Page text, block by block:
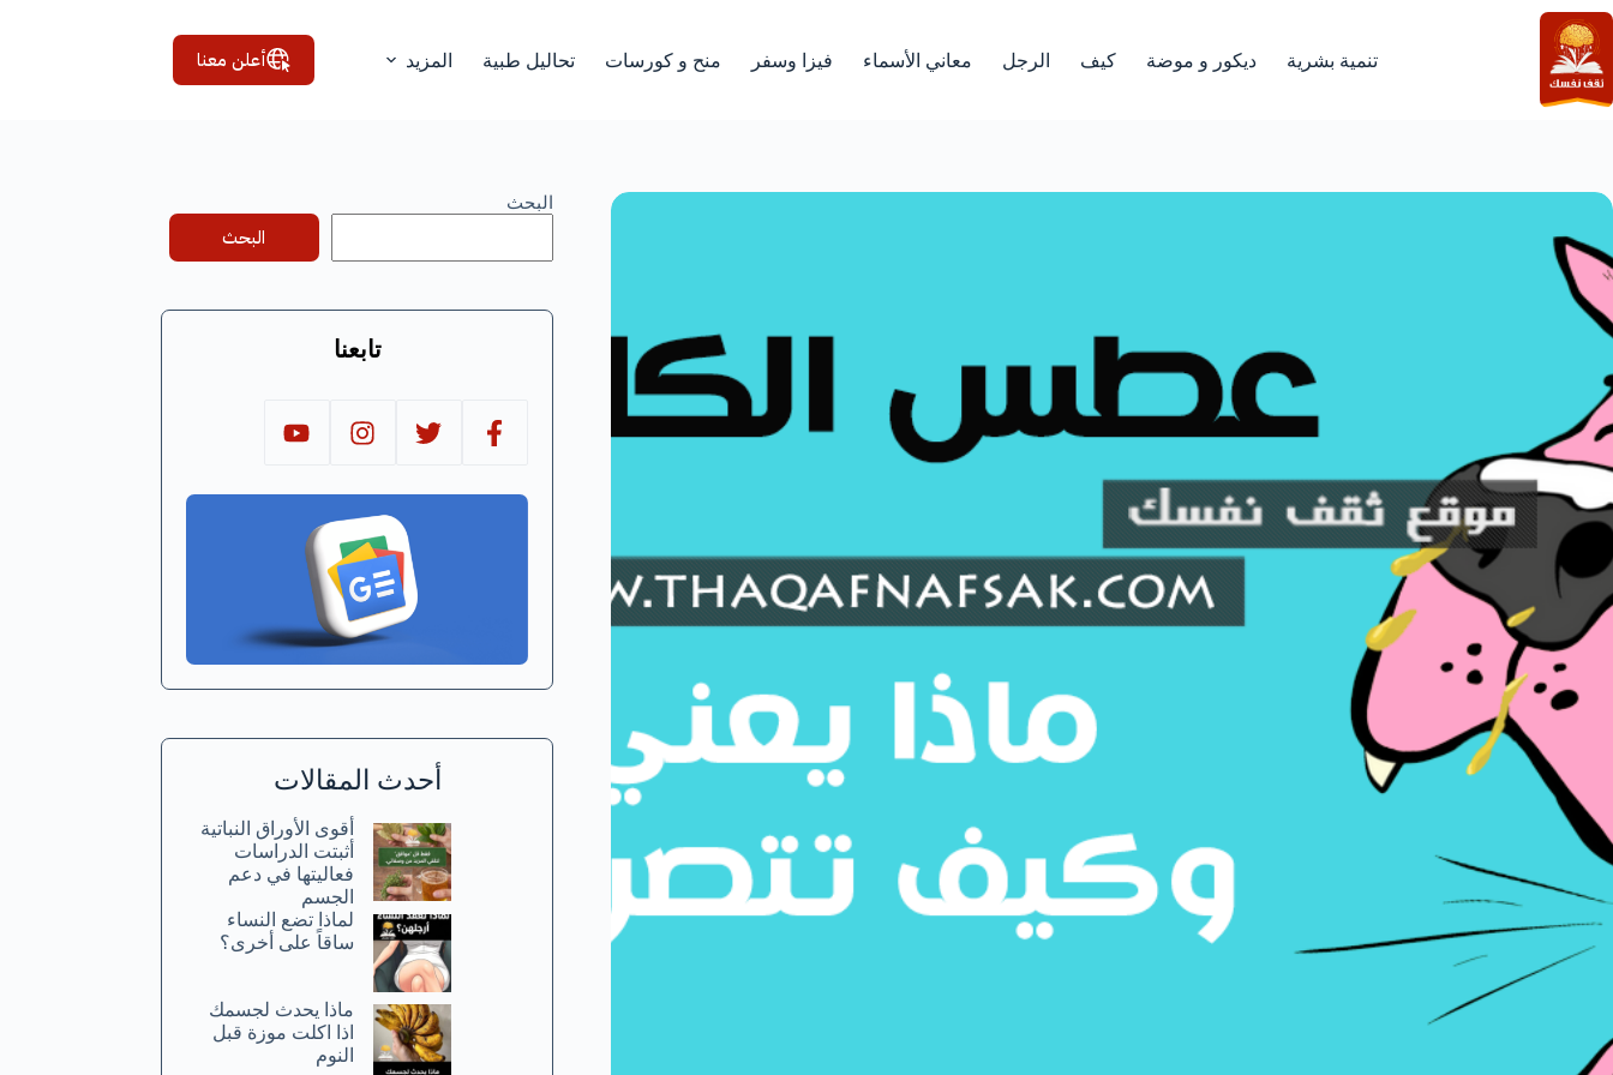
التجاوز
إلى
المحتوى
تنمية بشرية ديكور و موضة كيف الرجل معاني الأسماء فيزا وسفر منح و كورسات تحاليل طبية المزيد أعلن معنا
البحث
البحث
تابعنا
أحدث المقالات
أقوى الأوراق النباتية
أثبتت الدراسات
فعاليتها في دعم
الجسم
لماذا تضع النساء
ساقاً على أخرى؟
ماذا يحدث لجسمك
اذا اكلت موزة قبل
النوم